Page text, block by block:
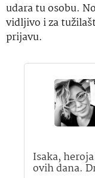
udara tu osobu.
vidljivo i za
prijavu.
Isaka,
ovih dana.